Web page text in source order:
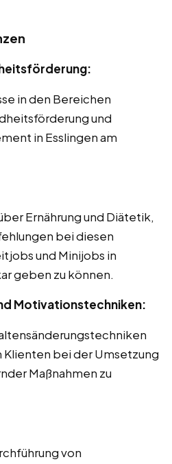
in den Bereichen
und
in Esslingen am
Ernährung und Diätetik,
bei diesen
und Minijobs in
geben zu können.
Motivationstechniken:
Klienten bei der Umsetzung
Maßnahmen zu
von